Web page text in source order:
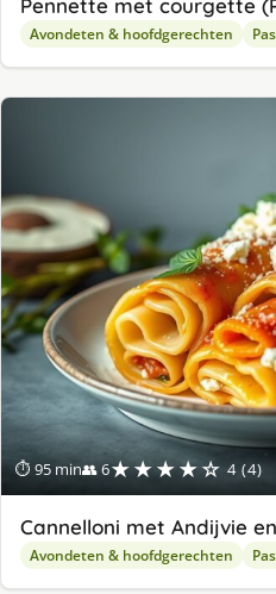
Avondeten & hoofdgerechten
⏱ 95 min👥 6★★★★☆ 4 (4)
Cannelloni met Andijvie
Avondeten & hoofdgerechten